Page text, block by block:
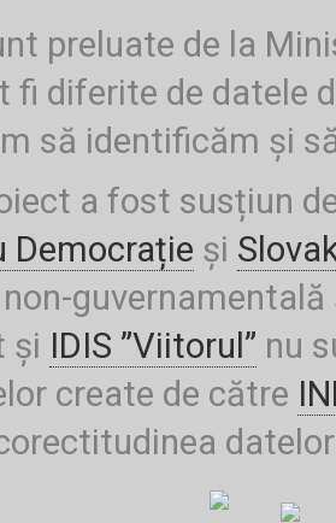
preluate de la
fi diferite de datele
să identificăm și
a fost susțiun
Democrație și
și IDIS ”Viitorul” nu
create de către